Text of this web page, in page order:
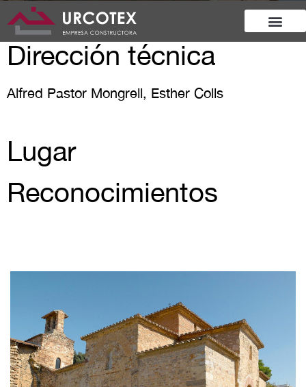
Dirección técnica
Alfred Pastor Mongrell, Esther Colls
Lugar
Reconocimientos